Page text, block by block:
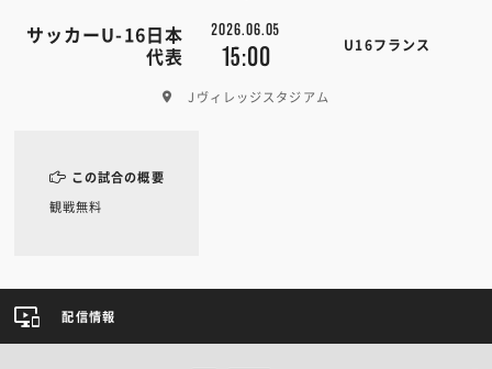
サッカーU-16日本
代表
2026.06.05
15:00 U16フランス
Jヴィレッジスタジアム
この試合の概要
観戦無料
配信情報